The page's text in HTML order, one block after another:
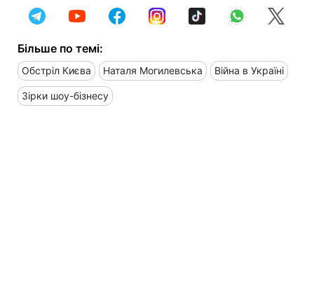
Більше по темі:
Обстріл Києва Наталя Могилевська Війна в Україні
Зірки шоу-бізнесу